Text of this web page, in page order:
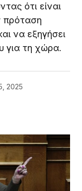
ότι είναι
πρόταση
να εξηγήσει
για τη χώρα.
2025